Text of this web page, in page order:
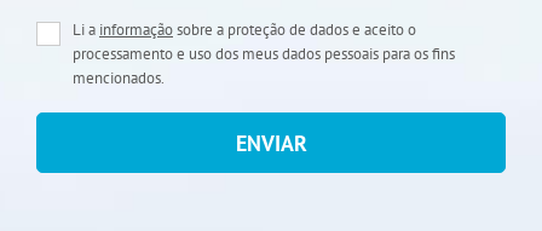
Li a informaçãosobre a proteção de dados e aceito o
processamento e uso dos meus dados pessoais para os fins
mencionados.
ENVIAR